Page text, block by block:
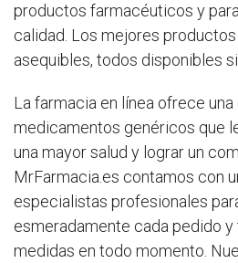
productos farmacéuticos y
calidad. Los mejores
asequibles, todos disponibles
La farmacia en línea ofrece
medicamentos genéricos que
una mayor salud y lograr un
MrFarmacia.es contamos con
especialistas profesionales
esmeradamente cada pedido
medidas en todo momento.